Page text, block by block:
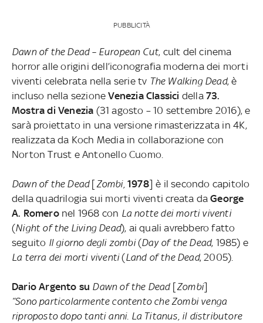
PUBBLICITÀ
Dawn of the Dead – European Cut, cult del cinema
horror alle origini dell’iconografia moderna dei morti
viventi celebrata nella serie tv The Walking Dead, è
incluso nella sezioneVenezia Classici della 73.
Mostra di Venezia (31 agosto – 10 settembre 2016), e
sarà proiettato in una versione rimasterizzata in 4K,
realizzata da Koch Media in collaborazione con
Norton Trust e Antonello Cuomo.
Dawn of the Dead[Zombi, 1978] è il secondo capitolo
della quadrilogia sui morti viventi creata daGeorge
A. Romeronel 1968 con La notte dei morti viventi
(Night of the Living Dead), ai quali avrebbero fatto
seguito Il giorno degli zombi(Day of the Dead, 1985) e
La terra dei morti viventi(Land of the Dead, 2005).
Dario Argento su Dawn of the Dead [Zombi]
“Sono particolarmente contento che Zombi venga
riproposto dopo tanti anni. La Titanus, il distributore